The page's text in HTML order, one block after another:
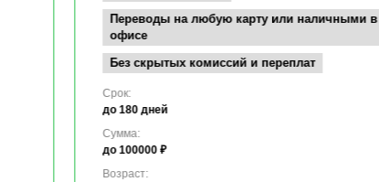
Переводы на любую карту или наличными в
офисе
Без скрытых комиссий и переплат
Срок:
до 180 дней
Сумма:
до 100000 ₽
Возраст: